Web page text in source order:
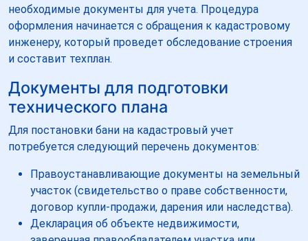
необходимые документы для учета. Процедура
оформления начинается с обращения к кадастровому
инженеру, который проведет обследование строения
и составит техплан.
Документы для подготовки
технического плана
Для постановки бани на кадастровый учет
потребуется следующий перечень документов:
Правоустанавливающие документы на земельный
участок (свидетельство о праве собственности,
договор купли-продажи, дарения или наследства).
Декларация об объекте недвижимости,